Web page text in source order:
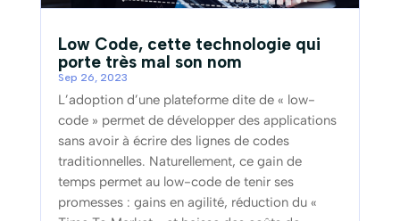
Low Code, cette technologie qui
porte très mal son nom
Sep 26, 2023
L’adoption d’une plateforme dite de « low-
code » permet de développer des applications
sans avoir à écrire des lignes de codes
traditionnelles. Naturellement, ce gain de
temps permet au low-code de tenir ses
promesses : gains en agilité, réduction du «